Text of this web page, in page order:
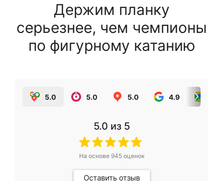
Держим планку
серьезнее, чем чемпионы
по фигурному катанию
5.0 5.0 5.0 4.9
5.0 из 5
На основе 945оценок
Оставить отзыв